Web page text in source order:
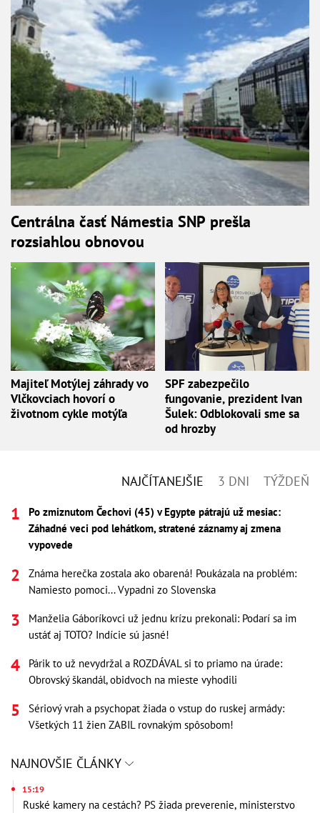
Centrálna časť Námestia SNP prešla
rozsiahlou obnovou
Majiteľ Motýlej záhrady vo
Vlčkovciach hovorí o
životnom cykle motýľa
SPF zabezpečilo
fungovanie, prezident Ivan
Šulek: Odblokovali sme sa
od hrozby
NAJČÍTANEJŠIE 3 DNI TÝŽDEŇ
Po zmiznutom Čechovi (45) v Egypte pátrajú už mesiac:
Záhadné veci pod lehátkom, stratené záznamy aj zmena
vypovede
Známa herečka zostala ako obarená! Poukázala na problém:
Namiesto pomoci... Vypadni zo Slovenska
Manželia Gáboríkovci už jednu krízu prekonali: Podarí sa im
ustáť aj TOTO? Indície sú jasné!
Párik to už nevydržal a ROZDÁVAL si to priamo na úrade:
Obrovský škandál, obidvoch na mieste vyhodili
Sériový vrah a psychopat žiada o vstup do ruskej armády:
Všetkých 11 žien ZABIL rovnakým spôsobom!
NAJNOVŠIE ČLÁNKY
15:19
Ruské kamery na cestách? PS žiada preverenie, ministerstvo